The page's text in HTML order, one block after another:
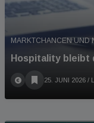
MARKTCHANCEN UND
Hospitality
25. JUNI 2026 /